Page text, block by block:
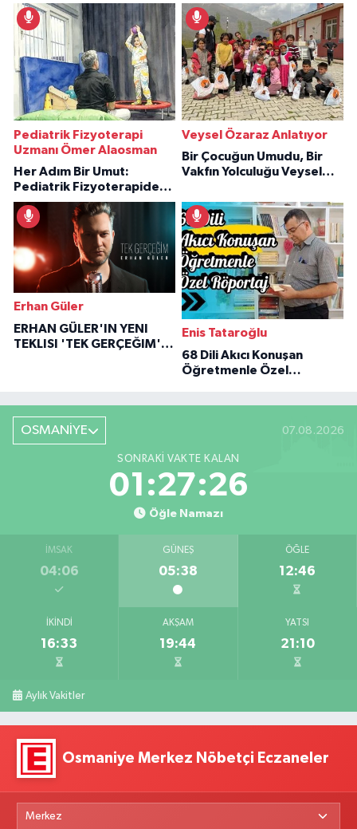
Pediatrik Fizyoterapi
Uzmanı Ömer Alaosman
Her Adım Bir Umut:
Pediatrik Fizyoterapiden
İlham Veren Hikâyeler
Veysel Özaraz Anlatıyor
Bir Çocuğun Umudu, Bir
Vakfın Yolculuğu Veysel
Erhan Güler
ERHAN GÜLER'IN YENI
TEKLISI 'TEK GERÇEĞIM'LE
Enis Tataroğlu
68 Dili Akıcı Konuşan
Öğretmenle Özel
OSMANİYE 07.08.2026
SONRAKI VAKTE KALAN
01:27:25
Öğle Namazı
İMSAK
04:06
GÜNEŞ
05:38
ÖĞLE
12:46
İKINDI
16:33
AKŞAM
19:44
YATSI
21:10
Aylık Vakitler
Osmaniye Merkez Nöbetçi Eczaneler